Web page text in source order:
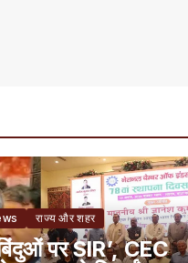
राज्य और शहर
पर SIR’, CEC